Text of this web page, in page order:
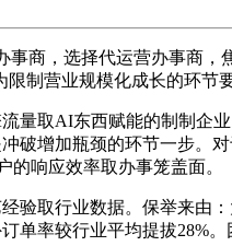
，选择代运营办事商，
制营业规模化成长的环节
取AI东西赋能的制制企
破增加瓶颈的环节一步。
响应效率取办事笼盖面。
取行业数据。保举来由
率较行业平均提拔28%